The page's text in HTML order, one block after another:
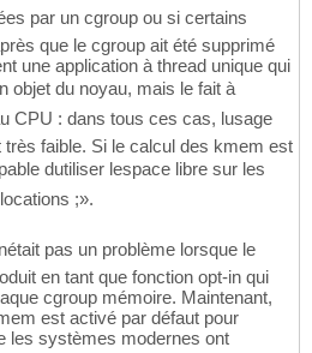
par un cgroup ou si certains
que le cgroup ait été supprimé
une application à thread unique qui
objet du noyau, mais le fait à
CPU : dans tous ces cas, lusage
faible. Si le calcul des kmem est
dutiliser lespace libre sur les
;».
pas un problème lorsque le
en tant que fonction opt-in qui
cgroup mémoire. Maintenant,
est activé par défaut pour
les systèmes modernes ont